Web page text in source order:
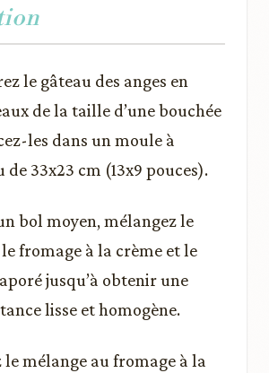
le gâteau des anges en
de la taille d’une bouchée
les dans un moule à
de 33x23 cm (13x9 pouces).
bol moyen, mélangez le
fromage à la crème et le
jusqu’à obtenir une
lisse et homogène.
le mélange au fromage à la